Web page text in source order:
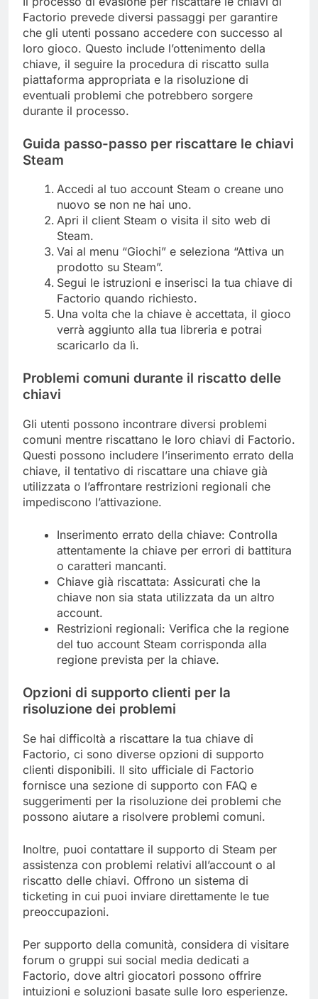
Factorio prevede diversi passaggi per garantire
che gli utenti possano accedere con successo al
loro gioco. Questo include l’ottenimento della
chiave, il seguire la procedura di riscatto sulla
piattaforma appropriata e la risoluzione di
eventuali problemi che potrebbero sorgere
durante il processo.
Guida passo-passo per riscattare le chiavi
Steam
Accedi al tuo account Steam o creane uno
nuovo se non ne hai uno.
Apri il client Steam o visita il sito web di
Steam.
Vai al menu “Giochi” e seleziona “Attiva un
prodotto su Steam”.
Segui le istruzioni e inserisci la tua chiave di
Factorio quando richiesto.
Una volta che la chiave è accettata, il gioco
verrà aggiunto alla tua libreria e potrai
scaricarlo da lì.
Problemi comuni durante il riscatto delle
chiavi
Gli utenti possono incontrare diversi problemi
comuni mentre riscattano le loro chiavi di Factorio.
Questi possono includere l’inserimento errato della
chiave, il tentativo di riscattare una chiave già
utilizzata o l’affrontare restrizioni regionali che
impediscono l’attivazione.
Inserimento errato della chiave: Controlla
attentamente la chiave per errori di battitura
o caratteri mancanti.
Chiave già riscattata: Assicurati che la
chiave non sia stata utilizzata da un altro
account.
Restrizioni regionali: Verifica che la regione
del tuo account Steam corrisponda alla
regione prevista per la chiave.
Opzioni di supporto clienti per la
risoluzione dei problemi
Se hai difficoltà a riscattare la tua chiave di
Factorio, ci sono diverse opzioni di supporto
clienti disponibili. Il sito ufficiale di Factorio
fornisce una sezione di supporto con FAQ e
suggerimenti per la risoluzione dei problemi che
possono aiutare a risolvere problemi comuni.
Inoltre, puoi contattare il supporto di Steam per
assistenza con problemi relativi all’account o al
riscatto delle chiavi. Offrono un sistema di
ticketing in cui puoi inviare direttamente le tue
preoccupazioni.
Per supporto della comunità, considera di visitare
forum o gruppi sui social media dedicati a
Factorio, dove altri giocatori possono offrire
intuizioni e soluzioni basate sulle loro esperienze.